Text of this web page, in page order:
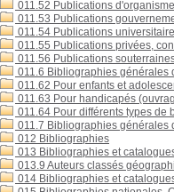
011.52 Publications
011.53 Publications
011.54 Publications
011.55 Publications privées,
011.56 Publications
011.6 Bibliographies générales
011.62 Pour enfants et
011.63 Pour handicapés
011.64 Pour différents types de
011.7 Bibliographies générales
012 Bibliographies
013 Bibliographies et
013.9 Auteurs classés
014 Bibliographies et